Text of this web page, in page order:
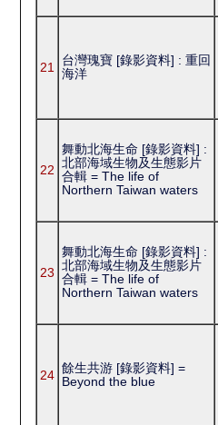
21
台灣瑰寶 [錄影資料] : 重回
海洋
22
舞動北海生命 [錄影資料] :
北部海域生物及生態影片
合輯 = The life of
Northern Taiwan waters
23
舞動北海生命 [錄影資料] :
北部海域生物及生態影片
合輯 = The life of
Northern Taiwan waters
24 餘生共游 [錄影資料] =
Beyond the blue